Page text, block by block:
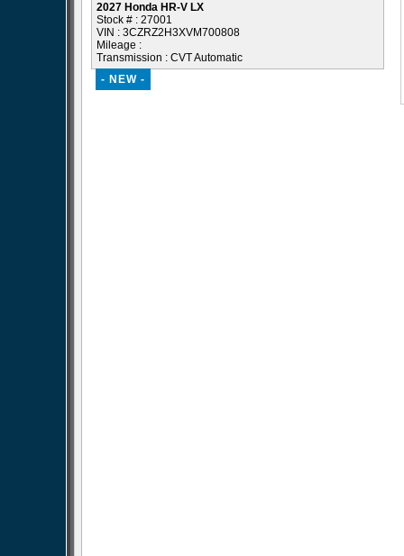
2027 Honda HR-V LX
Stock # : 27001
VIN : 3CZRZ2H3XVM700808
Mileage :
Transmission : CVT Automatic
- NEW -